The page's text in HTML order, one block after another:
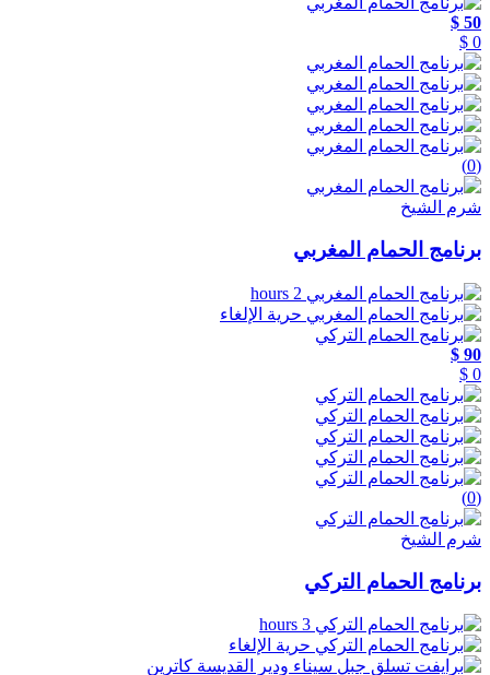
50 $
0 $
(0)
شرم الشيخ
برنامج الحمام المغربي
2 hours
حرية الإلغاء
90 $
0 $
(0)
شرم الشيخ
برنامج الحمام التركي
3 hours
حرية الإلغاء